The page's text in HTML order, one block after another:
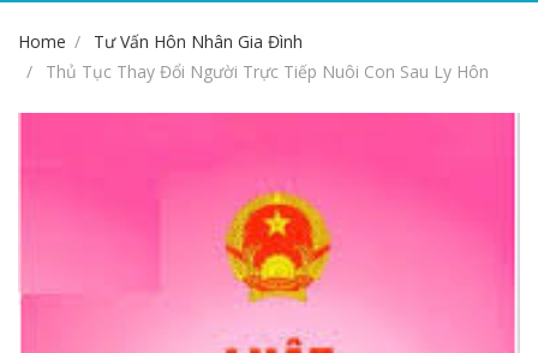
Home
Tư Vấn Hôn Nhân Gia Đình
Thủ Tục Thay Đổi Người Trực Tiếp Nuôi Con Sau Ly Hôn